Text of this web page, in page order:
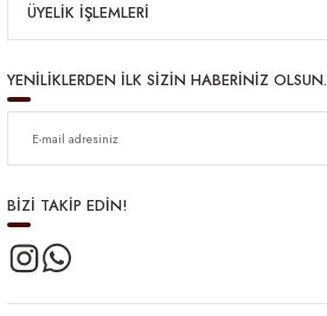
ÜYELİK İŞLEMLERİ
YENİLİKLERDEN İLK SİZİN HABERİNİZ OLSUN.
BİZİ TAKİP EDİN!